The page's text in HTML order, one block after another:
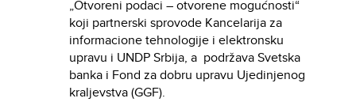
„Otvoreni podaci – otvorene mogućnosti“
koji partnerski sprovode Kancelarija za
informacione tehnologije i elektronsku
upravu i UNDP Srbija, a podržava Svetska
banka i Fond za dobru upravu Ujedinjenog
kraljevstva (GGF).